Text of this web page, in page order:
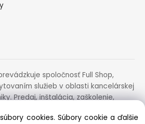
spoločnosť Full Shop,
služieb v oblasti kancelárskej
Predaj, inštalácia, zaškolenie,
cookies. Súbory cookie a ďalšie